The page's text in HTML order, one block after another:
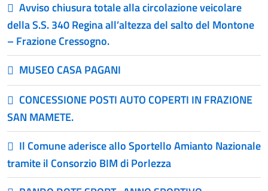
Avviso chiusura totale alla circolazione veicolare
della S.S. 340 Regina all’altezza del salto del Montone
– Frazione Cressogno.
MUSEO CASA PAGANI
CONCESSIONE POSTI AUTO COPERTI IN FRAZIONE
SAN MAMETE.
Il Comune aderisce allo Sportello Amianto Nazionale
tramite il Consorzio BIM di Porlezza